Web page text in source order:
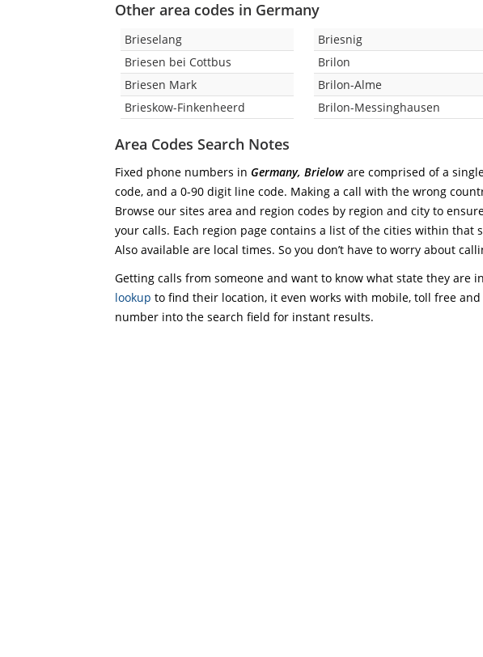
Other area codes in Germany
Brieselang
Briesen bei Cottbus
Briesen Mark
Brieskow-Finkenheerd
Briesnig
Brilon
Brilon-Alme
Brilon-Messinghausen
Area Codes Search Notes
Fixed phone numbers in Germany, Brielow are comprised of a
code, and a 0-90 digit line code. Making a call with the wrong
Browse our sites area and region codes by region and city to
your calls. Each region page contains a list of the cities within that
Also available are local times. So you don’t have to worry about
Getting calls from someone and want to know what state they are
lookup to find their location, it even works with mobile, toll free
number into the search field for instant results.